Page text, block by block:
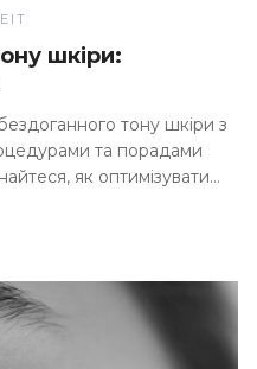
шкіри:
тону шкіри з
та порадами
як оптимізувати